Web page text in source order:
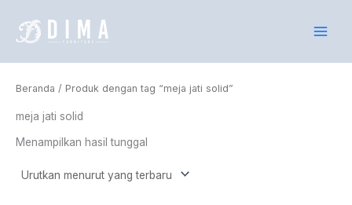
Beranda / Produk dengan tag “meja jati solid”
meja jati solid
Menampilkan hasil tunggal